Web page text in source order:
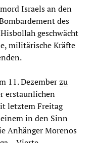
Israels an den
des
geschwächt
militärische Kräfte
11. Dezemberzu
erstaunlichen
letztem Freitag
in den Sinn
Anhänger Morenos